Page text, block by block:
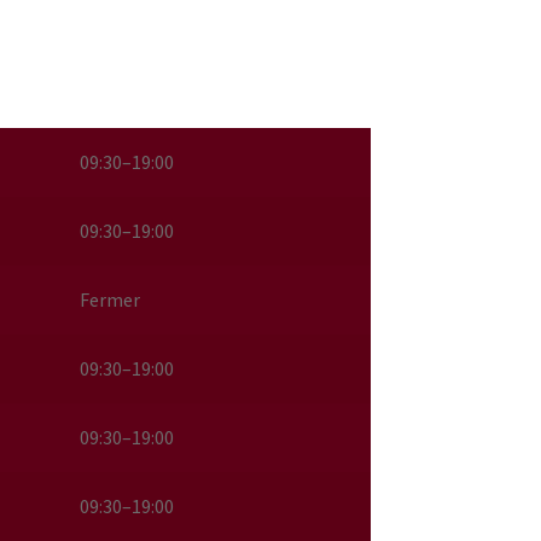
09:30–19:00
09:30–19:00
Fermer
09:30–19:00
09:30–19:00
09:30–19:00